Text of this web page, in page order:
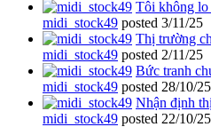
Tôi không lo
midi_stock49 posted 3/11/25
Thị trường
midi_stock49 posted 2/11/25
Bức tranh
midi_stock49 posted 28/10/25
Nhận định
midi_stock49 posted 22/10/25